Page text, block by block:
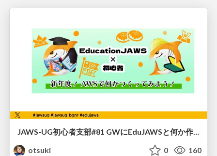
JAWS-UG初心者支部#81 GWにEduJAWSと何か作ろうもくもく会！
otsuki
0 160